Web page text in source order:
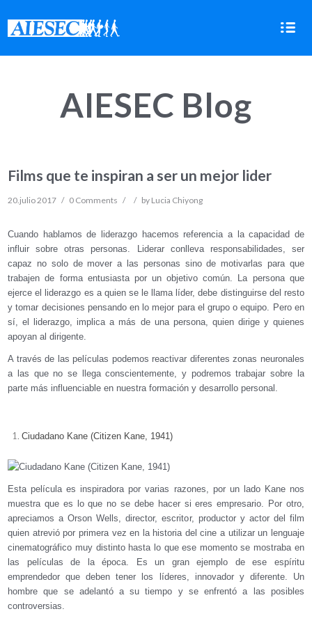


AIESEC Blog
Films que te inspiran a ser un mejor lider
20.julio 2017 / 0 Comments / / by Lucia Chiyong
Cuando hablamos de liderazgo hacemos referencia a la capacidad de
influir sobre otras personas. Liderar conlleva responsabilidades, ser
capaz no solo de mover a las personas sino de motivarlas para que
trabajen de forma entusiasta por un objetivo común. La persona que
ejerce el liderazgo es a quien se le llama líder, debe distinguirse del resto
y tomar decisiones pensando en lo mejor para el grupo o equipo. Pero en
sí, el liderazgo, implica a más de una persona, quien dirige y quienes
apoyan al dirigente.
A través de las películas podemos reactivar diferentes zonas neuronales
a las que no se llega conscientemente, y podremos trabajar sobre la
parte más influenciable en nuestra formación y desarrollo personal.
Ciudadano Kane (Citizen Kane, 1941)
Esta película es inspiradora por varias razones, por un lado Kane nos
muestra que es lo que no se debe hacer si eres empresario. Por otro,
apreciamos a Orson Wells, director, escritor, productor y actor del film
quien atrevió por primera vez en la historia del cine a utilizar un lenguaje
cinematográfico muy distinto hasta lo que ese momento se mostraba en
las películas de la época. Es un gran ejemplo de ese espíritu
emprendedor que deben tener los líderes, innovador y diferente. Un
hombre que se adelantó a su tiempo y se enfrentó a las posibles
controversias.